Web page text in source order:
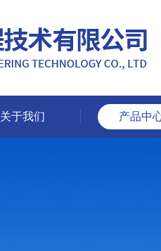
关于我们 产品中